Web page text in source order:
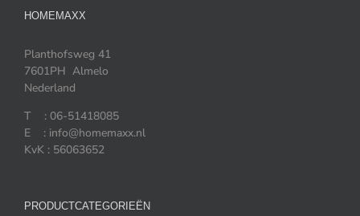
HOMEMAXX
Planthofsweg 41
7601PH Almelo
Nederland
T : 06-51418085
E : info@homemaxx.nl
KvK : 56063652
PRODUCTCATEGORIEËN